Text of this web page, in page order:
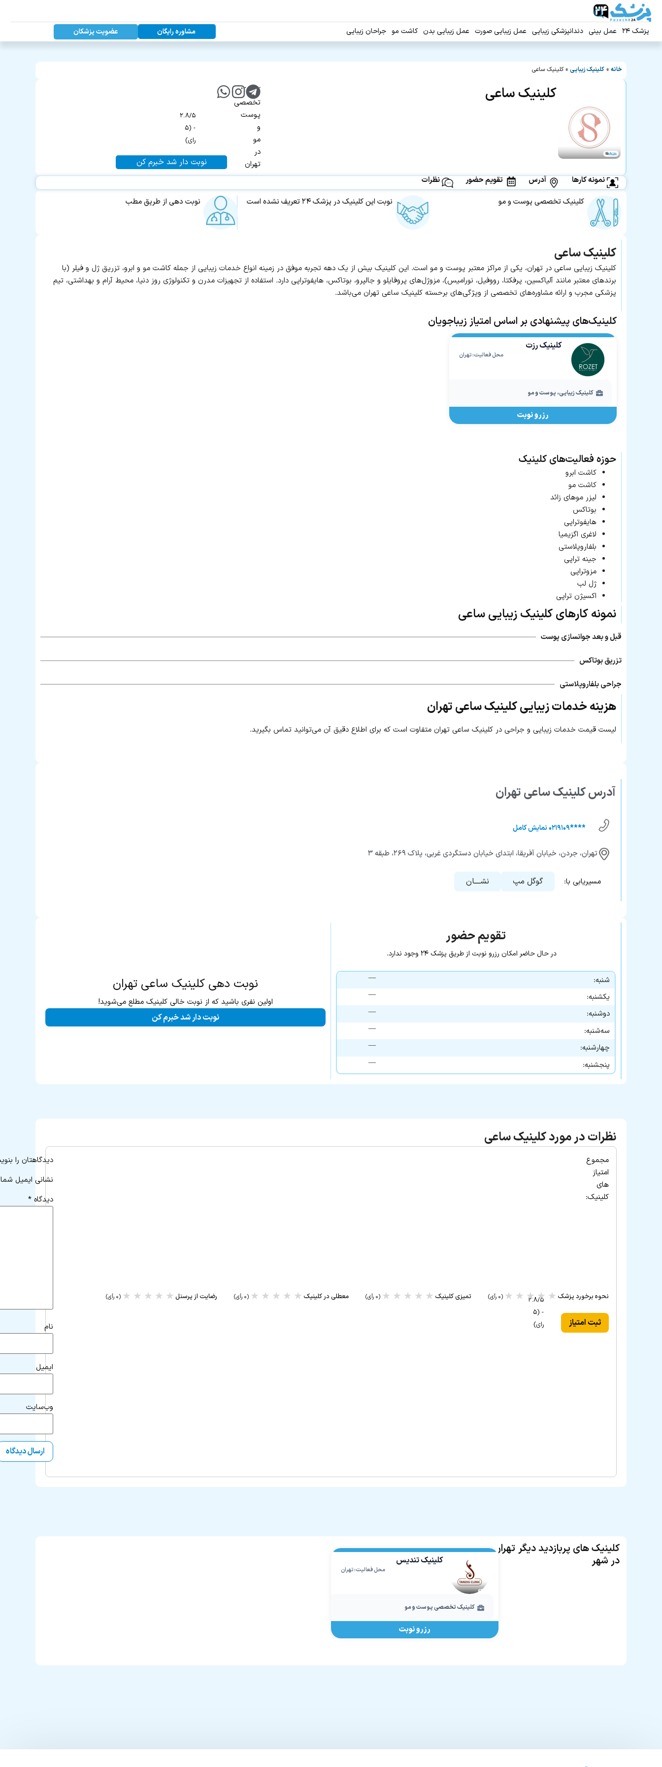
پزشک ۲۴ عمل بینی دندانپزشکی زیبایی عمل زیبایی صورت عمل زیبایی بدن کاشت مو جراحان زیبایی مشاوره رایگان عضویت پزشکان
خانه » کلینیک زیبایی »کلینیک ساعی
کلینیک ساعی
کلینیک
تخصصی
پوست
و
مو
در
تهران
۲.۸/۵
- (۵
رای)
نوبت دار شد خبرم کن
نمونه کارها آدرس تقویم حضور
نظرات
کلینیک تخصصی پوست و مو
نوبت این کلینیک در پزشک ۲۴ تعریف نشده است نوبت دهی از طریق مطب
کلینیک ساعی
کلینیک زیبایی ساعی در تهران، یکی از مراکز معتبر پوست و مو است. این کلینیک بیش از یک دهه تجربه موفق در زمینه انواع خدمات زیبایی از جمله کاشت مو و ابرو، تزریق ژل و فیلر (با
برندهای معتبر مانند آلیاکسین، پرفکتا، رووفیل، نورامیس)، مزوژل‌های پروفایلو و جالپرو، بوتاکس، هایفوتراپی دارد. استفاده از تجهیزات مدرن و تکنولوژی روز دنیا، محیط آرام و بهداشتی، تیم
پزشکی مجرب و ارائه مشاوره‌های تخصصی از ویژگی‌های برحسته کلینیک ساعی تهران می‌باشد.
کلینیک‌های پیشنهادی بر اساس امتیاز زیباجویان
کلینیک رزت
محل فعالیت: تهران
کلینیک زیبایی، پوست و مو
رزرو نوبت
حوزه فعالیت‌های کلینیک
کاشت ابرو
کاشت مو
لیزر موهای زائد
بوتاکس
هایفوتراپی
لاغری اگزیمیا
بلفاروپلاستی
جینه تراپی
مزوتراپی
ژل لب
اکسیژن تراپی
نمونه کارهای کلینیک زیبایی ساعی
قبل و بعد جوانسازی پوست
تزریق بوتاکس
جراحی بلفاروپلاستی
هزینه خدمات زیبایی کلینیک ساعی تهران
لیست قیمت خدمات زیبایی و جراحی در کلینیک ساعی تهران متفاوت است که برای اطلاع دقیق آن می‌توانید تماس بگیرید.
آدرس کلینیک ساعی تهران
****۰۲۱۹۱۰۹ نمایش کامل
تهران، جردن، خیابان آفریقا، ابتدای خیابان دستگردی غربی، پلاک ۲۶۹، طبقه ۳
مسیریابی با: گوگل مپ نشــــان
تقویم حضور
در حال حاضر امکان رزرو نوبت از طریق پزشک ۲۴ وجود ندارد.
شنبه:
—
یکشنبه:
—
دوشنبه:
—
سه‌شنبه:
—
چهارشنبه:
—
پنجشنبه:
—
نوبت دهی کلینیک ساعی تهران
اولین نفری باشید که از نوبت خالی کلینیک مطلع می‌شوید!
نوبت دار شد خبرم کن
نظرات در مورد کلینیک ساعی
مجموع
امتیاز
های
کلینیک:
۲.۸/۵
- (۵
رای)
نحوه برخورد پزشک ★
★
★
★
★ (۰ رأی) تمیزی کلینیک ★
★
★
★
★ (۰ رأی) معطلی در کلینیک ★
★
★
★
★ (۰ رأی) رضایت از پرسنل ★
★
★
★
★ (۰ رأی)
ثبت امتیاز
دیدگاهتان را
نشانی ایمیل
دیدگاه *
نام
ایمیل
وب‌سایت
کلینیک های پربازدید دیگر
در شهر
تهران
کلینیک تندیس
محل فعالیت: تهران
کلینیک تخصصی پوست و مو
رزرو نوبت